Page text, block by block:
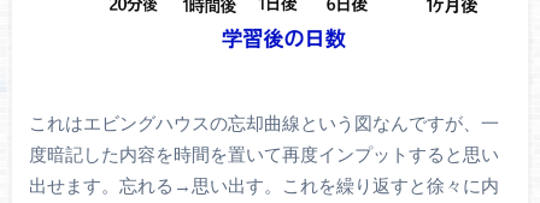
これはエビングハウスの忘却曲線という図なんですが、一
度暗記した内容を時間を置いて再度インプットすると思い
出せます。忘れる→思い出す。これを繰り返すと徐々に内